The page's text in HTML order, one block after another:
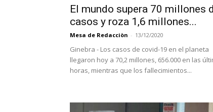
El mundo supera 70 millones
casos y roza 1,6 millones...
Mesa de Redacciòn - 13/12/2020
Ginebra - Los casos de covid-19 en el planeta
llegaron hoy a 70,2 millones, 656.000 en las
horas, mientras que los fallecimientos...